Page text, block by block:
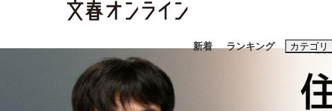
新着 ランキング カテゴリ
ニュース